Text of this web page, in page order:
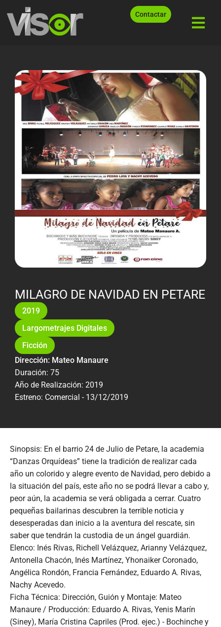
Contactar
MILAGRO DE NAVIDAD EN PETARE
2019
Largometrajes Digitales
Ficción
Dirección: Mateo Manaure
Duración: 75
Año de Realización: 2019
Estreno: Comercial - 13/12/2019
Sinopsis: En el barrio 24 de Julio de Petare, la academia
“Danzas Orquídeas” tiene la tradición de realizar cada
año un colorido y alegre evento de Navidad, pero debido a
la situación del país, este año no se podrá llevar a cabo y,
peor aún, la academia se verá obligada a cerrar. Cuatro
pequeñas bailarinas descubren la terrible noticia y
desesperadas dan inicio a la aventura del rescate, sin
saber que tendrán la custodia de un ángel guardián.
Elenco: Inés Rivas, Richell Velázquez, Arianny Velázquez,
Antonella Chacón, Inés Martínez, Yhonaiker Coronado,
Angélica Rondón, Francia Fernández, Eduardo A. Rivas,
Nachy Acevedo.
Ficha Técnica: Dirección, Guión y Montaje: Mateo
Manaure / Producción: Eduardo A. Rivas, Yenis Marín
(Siney), María Cristina Capriles (Prod. ejec.) - Bochinche y